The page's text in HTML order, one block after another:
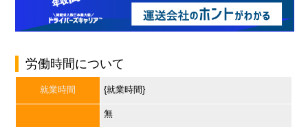
労働時間について
就業時間 {就業時間}
無